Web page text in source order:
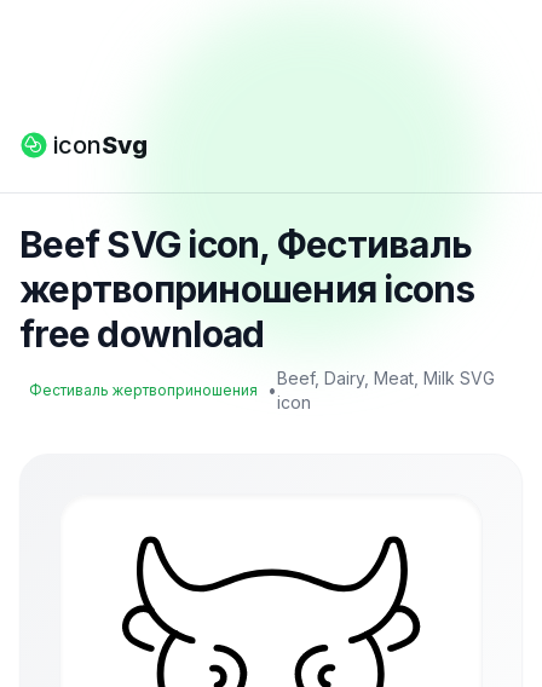
iconSvg
Beef SVG icon, Фестиваль
жертвоприношения icons
free download
Фестиваль жертвоприношения •
Beef, Dairy, Meat, Milk SVG
icon